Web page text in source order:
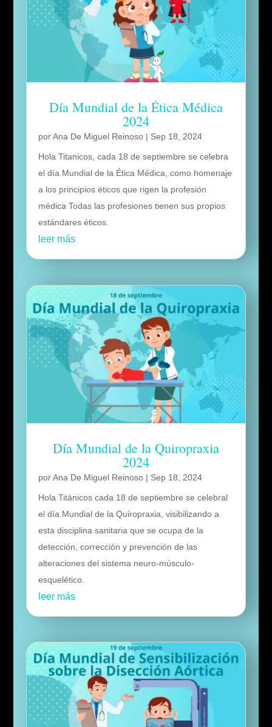
Día Mundial de la Ética Médica
2024
porAna De Miguel Reinoso| Sep 18, 2024
Hola Titanicos, cada 18 de septiembre se celebra
el día Mundial de la Ética Médica, como homenaje
a los principios éticos que rigen la profesión
médica Todas las profesiones tienen sus propios
estándares éticos.
leer más
Día Mundial de la Quiropraxia
2024
porAna De Miguel Reinoso| Sep 18, 2024
Hola Titánicos cada 18 de septiembre se celebral
el día Mundial de la Quiropraxia, visibilizando a
esta disciplina sanitaria que se ocupa de la
detección, corrección y prevención de las
alteraciones del sistema neuro-músculo-
esquelético.
leer más